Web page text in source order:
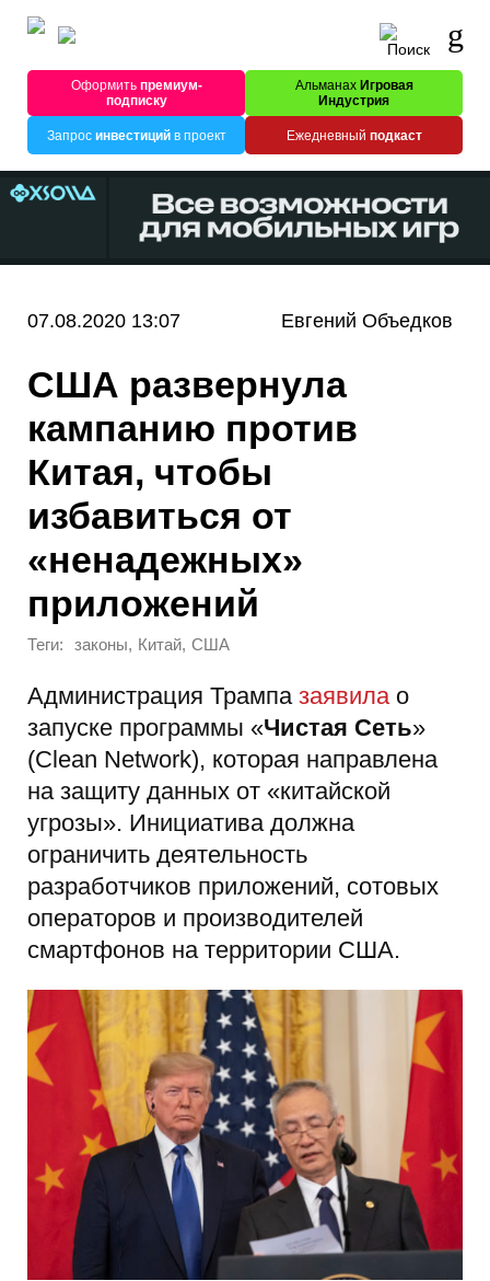
Оформитьпремиум-
подписку
Альманах Игровая
Индустрия
Запрос инвестицийв проект Ежедневный подкаст
07.08.2020 13:07 Евгений Объедков
США развернула
кампанию против
Китая, чтобы
избавиться от
«ненадежных»
приложений
Теги: законы, Китай, США
Администрация Трампа заявила о
запуске программы «Чистая Сеть»
(Clean Network), которая направлена
на защиту данных от «китайской
угрозы». Инициатива должна
ограничить деятельность
разработчиков приложений, сотовых
операторов и производителей
смартфонов на территории США.